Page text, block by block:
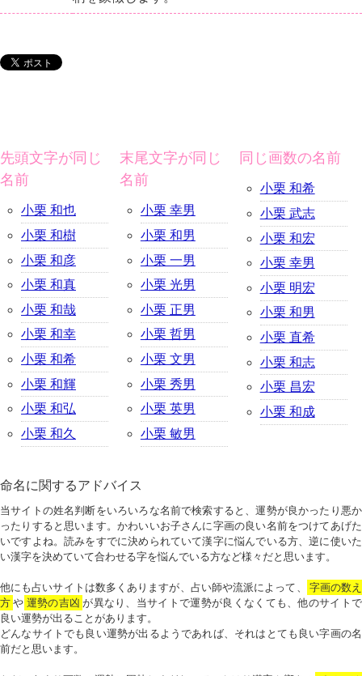
先頭文字が同じ
名前
小栗 和也
小栗 和樹
小栗 和彦
小栗 和真
小栗 和哉
小栗 和幸
小栗 和希
小栗 和輝
小栗 和弘
小栗 和久
末尾文字が同じ
名前
小栗 幸男
小栗 和男
小栗 一男
小栗 光男
小栗 正男
小栗 哲男
小栗 文男
小栗 秀男
小栗 英男
小栗 敏男
同じ画数の名前
小栗 和希
小栗 武志
小栗 和宏
小栗 幸男
小栗 明宏
小栗 和男
小栗 直希
小栗 和志
小栗 昌宏
小栗 和成
命名に関するアドバイス
当サイトの姓名判断をいろいろな名前で検索すると、運勢が良かったり悪か
ったりすると思います。かわいいお子さんに字画の良い名前をつけてあげた
いですよね。読みをすでに決められていて漢字に悩んでいる方、逆に使いた
い漢字を決めていて合わせる字を悩んでいる方など様々だと思います。
他にも占いサイトは数多くありますが、占い師や流派によって、
字画の数え
方 や 運勢の吉凶 が異なり、当サイトで運勢が良くなくても、他のサイトで
良い運勢が出ることがあります。
どんなサイトでも良い運勢が出るようであれば、それはとても良い字画の名
前だと思います。